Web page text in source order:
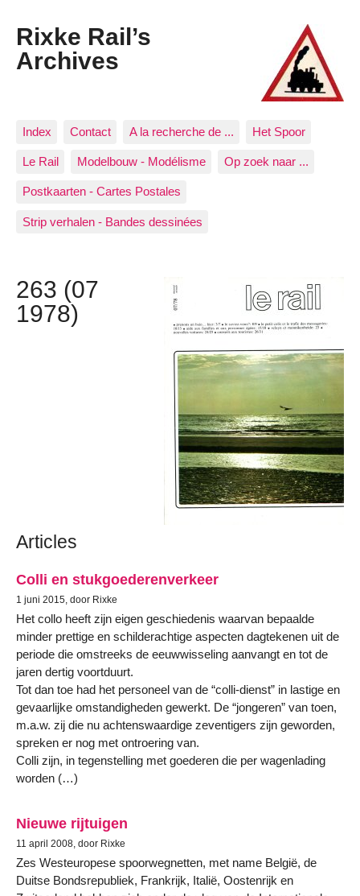
Rixke Rail’s
Archives
Index Contact A la recherche de ... Het Spoor
Le Rail Modelbouw - Modélisme Op zoek naar ...
Postkaarten - Cartes Postales
Strip verhalen - Bandes dessinées
263 (07
1978)
Articles
Colli en stukgoederenverkeer
1 juni 2015, door Rixke
Het collo heeft zijn eigen geschiedenis waarvan bepaalde
minder prettige en schilderachtige aspecten dagtekenen uit de
periode die omstreeks de eeuwwisseling aanvangt en tot de
jaren dertig voortduurt.
Tot dan toe had het personeel van de “colli-dienst” in lastige en
gevaarlijke omstandigheden gewerkt. De “jongeren” van toen,
m.a.w. zij die nu achtenswaardige zeventigers zijn geworden,
spreken er nog met ontroering van.
Colli zijn, in tegenstelling met goederen die per wagenlading
worden (…)
Nieuwe rijtuigen
11 april 2008, door Rixke
Zes Westeuropese spoorwegnetten, met name België, de
Duitse Bondsrepubliek, Frankrijk, Italië, Oostenrijk en